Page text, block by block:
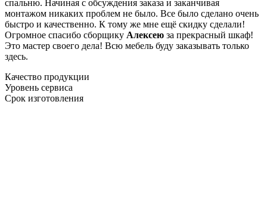
спальню. Начиная с обсуждения заказа и заканчивая
монтажом никаких проблем не было. Все было сделано очень
быстро и качественно. К тому же мне ещё скидку сделали!
Огромное спасибо сборщику Алексею за прекрасный шкаф!
Это мастер своего дела! Всю мебель буду заказывать только
здесь.
Качество продукции
Уровень сервиса
Срок изготовления